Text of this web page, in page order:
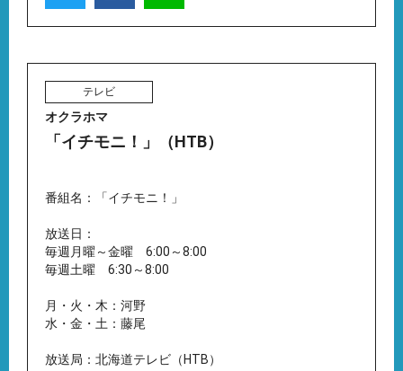
テレビ
オクラホマ
「イチモニ！」（HTB）
番組名：「イチモニ！」
放送日：
毎週月曜～金曜 6:00～8:00
毎週土曜 6:30～8:00
月・火・木：河野
水・金・土：藤尾
放送局：北海道テレビ（HTB）